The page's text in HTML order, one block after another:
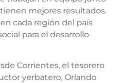
mejores resultados.
cada región del país
para el desarrollo
Corrientes, el tesorero
yerbatero, Orlando